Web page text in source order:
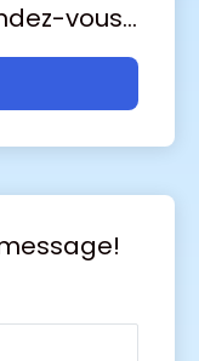
vous...